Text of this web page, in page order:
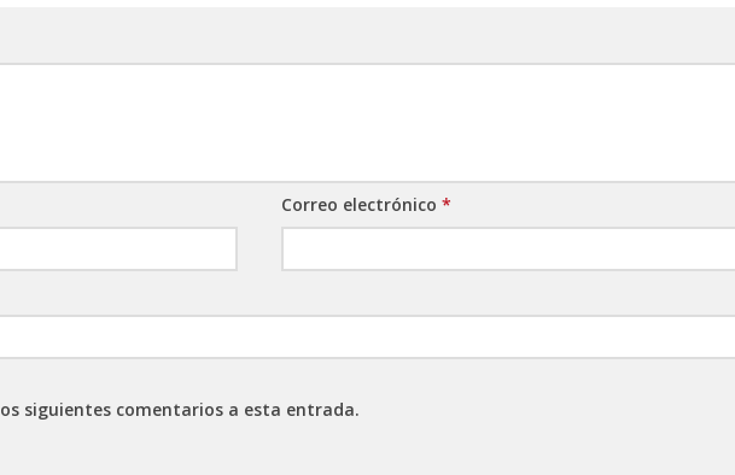
Correo electrónico*
siguientes comentarios a esta entrada.